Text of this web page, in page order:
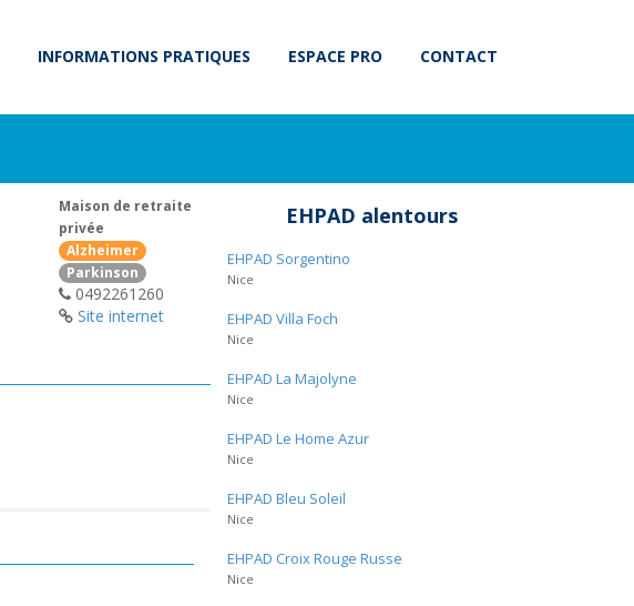
INFORMATIONS PRATIQUES ESPACE PRO CONTACT
Maison de retraite
privée
Alzheimer
Parkinson
0492261260
Site internet
EHPAD alentours
EHPAD Sorgentino
Nice
EHPAD Villa Foch
Nice
EHPAD La Majolyne
Nice
EHPAD Le Home Azur
Nice
EHPAD Bleu Soleil
Nice
EHPAD Croix Rouge Russe
Nice